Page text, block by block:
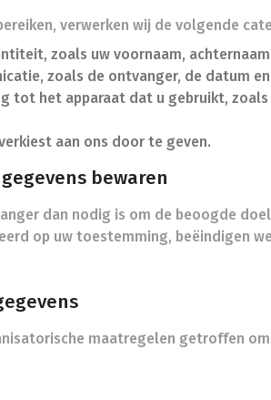
verwerken wij de volgende
zoals uw voornaam,
zoals de ontvanger, de datum
tot het apparaat dat u gebruikt,
aan ons door te geven.
bewaren
dan nodig is om de beoogde
op uw toestemming, beëindigen
maatregelen getroffen